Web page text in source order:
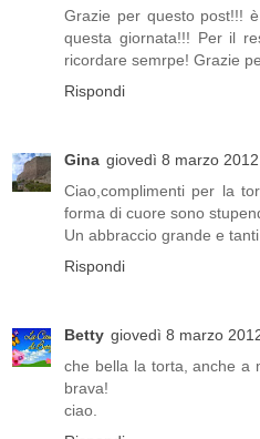
Grazie per questo post!!!
questa giornata!!! Per il
ricordare semrpe! Grazie
Rispondi
Gina giovedì 8 marzo
Ciao,complimenti per la
forma di cuore sono
Un abbraccio grande e
Rispondi
Betty giovedì 8 marzo
che bella la torta, anche a
brava!
ciao.